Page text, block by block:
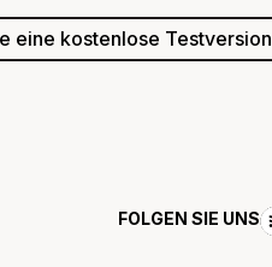
eine kostenlose Testversion
FOLGEN SIE UNS